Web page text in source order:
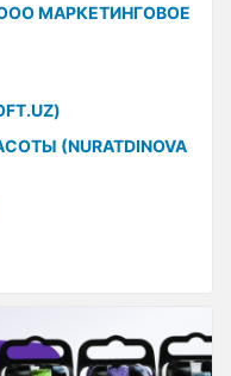
ООО МАРКЕТИНГОВОЕ
(NURATDINOVA